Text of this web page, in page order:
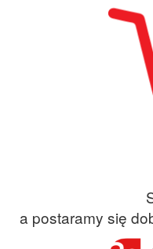
a postaramy się